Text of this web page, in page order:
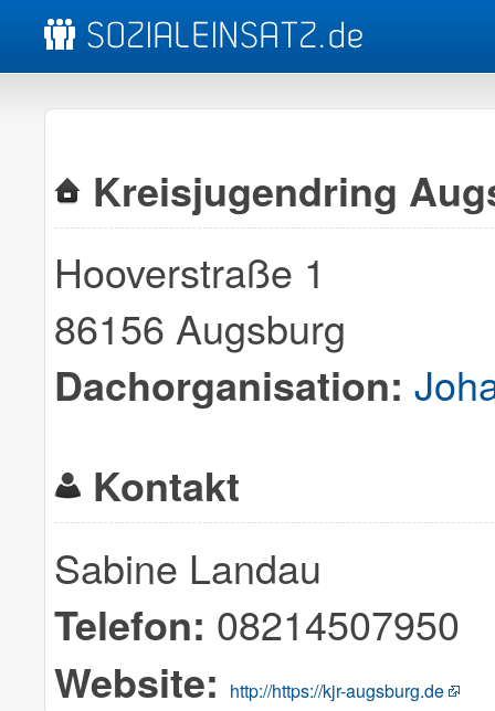
Kreisjugendring
Hooverstraße 1
86156 Augsburg
Dachorganisation:
Kontakt
Sabine Landau
Telefon: 08214507950
Website:
http://https://kjr-augsburg.de